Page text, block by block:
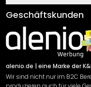
Klebe- und
Newsletter An-/
Sendungsverfolgung
AGB
Impressum
Versand & Zahlung
Rücksendung
Widerrufsrecht
Geschäftskunden
alenio.de | eine Marke der
Wir sind nicht nur im B2C